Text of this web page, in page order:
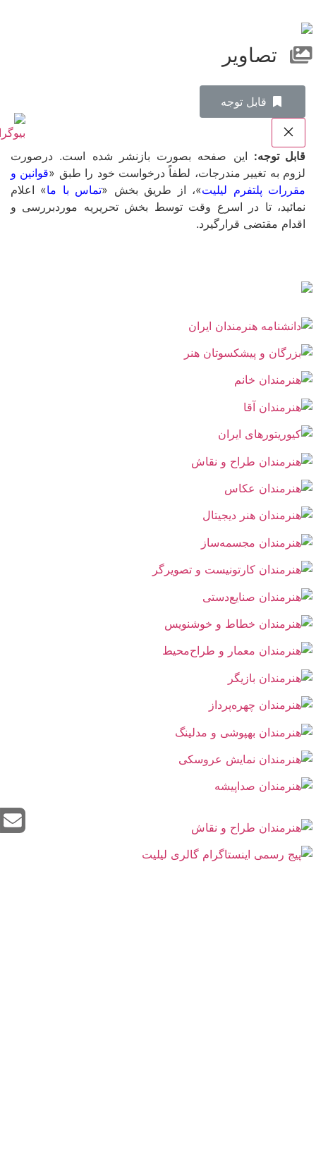
تصاویر
‌قابل توجه
قابل توجه: این صفحه بصورت بازنشر شده است. درصورت
لزوم به تغییر مندرجات، لطفاً درخواست خود را طبق «قوانین و
مقررات پلتفرم لیلیت»، از طریق بخش «تماس با ما» اعلام
نمائید، تا در اسرع وقت توسط بخش تحریریه موردبررسی و
اقدام مقتضی قرارگیرد.